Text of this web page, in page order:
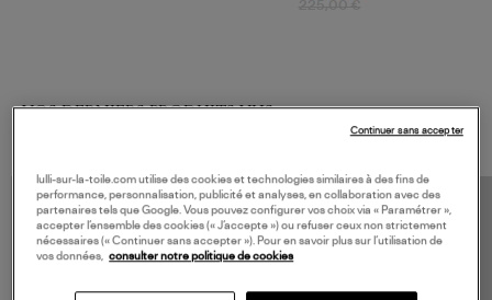
VOS DERNIERS PRODUITS VUS
lulli-sur-la-toile.com utilise des cookies et technologies similaires à des fins de
performance, personnalisation, publicité et analyses, en collaboration avec des
partenaires tels que Google. Vous pouvez configurer vos choix via « Paramétrer »,
accepter l’ensemble des cookies (« J’accepte ») ou refuser ceux non strictement
nécessaires (« Continuer sans accepter »). Pour en savoir plus sur l’utilisation de
vos données, consulter notre politique de cookies
Continuer sans accepter